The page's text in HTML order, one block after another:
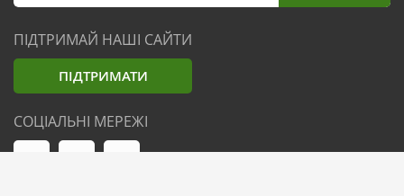
ПІДТРИМАЙ НАШІ САЙТИ
ПІДТРИМАТИ
СОЦІАЛЬНІ МЕРЕЖІ